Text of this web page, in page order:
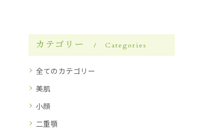
カテゴリー Categories
全てのカテゴリー
美肌
小顔
二重顎